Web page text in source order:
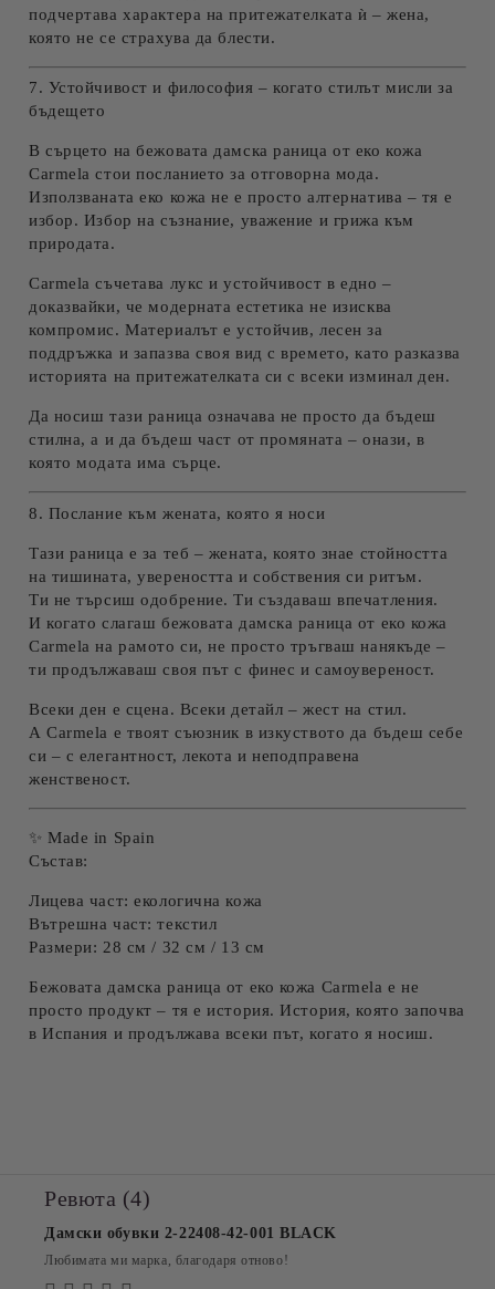
подчертава характера на притежателката ѝ – жена,
която не се страхува да блести.
7. Устойчивост и философия – когато стилът мисли за
бъдещето
В сърцето набежовата дамска раница от еко кожа
Carmela стои посланието за отговорна мода.
Използваната еко кожа не е просто алтернатива – тя е
избор. Избор на съзнание, уважение и грижа към
природата.
Carmela съчетава лукс и устойчивост в едно –
доказвайки, че модерната естетика не изисква
компромис. Материалът е устойчив, лесен за
поддръжка и запазва своя вид с времето, като разказва
историята на притежателката си с всеки изминал ден.
Да носиш тази раница означава не просто да бъдеш
стилна, а и да бъдеш част от промяната – онази, в
която модата има сърце.
8. Послание към жената, която я носи
Тази раница е за теб – жената, която знае стойността
на тишината, увереността и собствения си ритъм.
Ти не търсиш одобрение. Ти създаваш впечатления.
И когато слагаш бежовата дамска раница от еко кожа
Carmela на рамото си, не просто тръгваш нанякъде –
ти продължаваш своя път с финес и самоувереност.
Всеки ден е сцена. Всеки детайл – жест на стил.
А Carmela е твоят съюзник в изкуството да бъдеш себе
си – с елегантност, лекота и неподправена
женственост.
✨ Made in Spain
Състав:
Лицева част: екологична кожа
Вътрешна част: текстил
Размери: 28 см / 32 см / 13 см
Бежовата дамска раница от еко кожа Carmela е не
просто продукт – тя е история. История, която започва
в Испания и продължава всеки път, когато я носиш.
Ревюта (4)
Дамски обувки 2-22408-42-001 BLACK
Любимата ми марка, благодаря отново!